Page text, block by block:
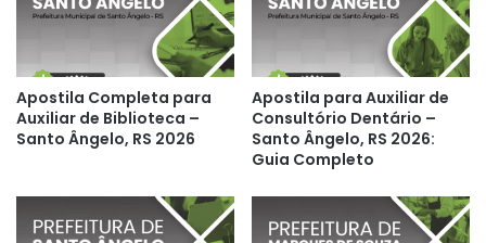
Apostila Completa para
Auxiliar de Biblioteca –
Santo Ângelo, RS 2026
Apostila para Auxiliar de
Consultório Dentário –
Santo Ângelo, RS 2026:
Guia Completo